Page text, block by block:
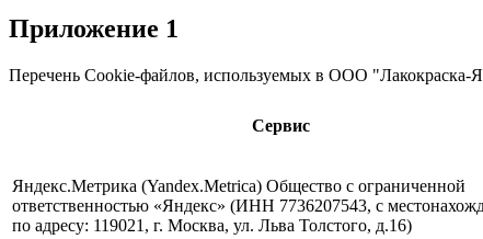
Приложение 1
Перечень Cookie-файлов, используемых в ООО "Лакокраска-
Сервис
Яндекс.Метрика (Yandex.Metrica) Общество с ограниченной
ответственностью «Яндекс» (ИНН 7736207543, с
по адресу: 119021, г. Москва, ул. Льва Толстого, д.16)